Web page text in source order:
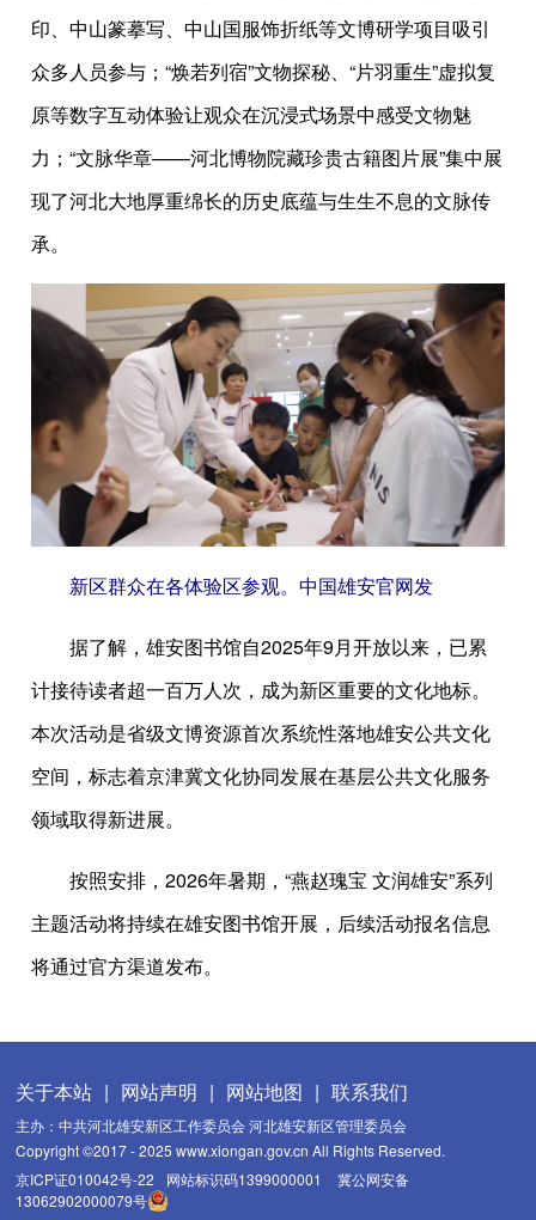
印、中山篆摹写、中山国服饰折纸等文博研学项目吸引
众多人员参与；“焕若列宿”文物探秘、“片羽重生”虚拟复
原等数字互动体验让观众在沉浸式场景中感受文物魅
力；“文脉华章——河北博物院藏珍贵古籍图片展”集中展
现了河北大地厚重绵长的历史底蕴与生生不息的文脉传
承。
新区群众在各体验区参观。中国雄安官网发
据了解，雄安图书馆自2025年9月开放以来，已累
计接待读者超一百万人次，成为新区重要的文化地标。
本次活动是省级文博资源首次系统性落地雄安公共文化
空间，标志着京津冀文化协同发展在基层公共文化服务
领域取得新进展。
按照安排，2026年暑期，“燕赵瑰宝 文润雄安”系列
主题活动将持续在雄安图书馆开展，后续活动报名信息
将通过官方渠道发布。
关于本站 | 网站声明 | 网站地图 | 联系我们
主办：中共河北雄安新区工作委员会 河北雄安新区管理委员会
Copyright ©2017 - 2025 www.xiongan.gov.cn All Rights Reserved.
京ICP证010042号-22
网站标识码1399000001
冀公网安备
13062902000079号